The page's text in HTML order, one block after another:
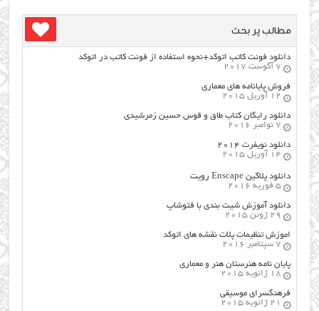
مطالب پر بحث
دانلود فونت کاتب اتوکد+نحوه استفاده از فونت کاتب در اتوکد
7 آگوست 2017
فروش پایانامه های معماری
12 آوریل 2015
دانلود رایگان کتاب طاق و قوس حسین زمرشیدی
7 نوامبر 2016
دانلود نویفرت ۲۰۱۴
14 آوریل 2015
دانلود پلاگین Enscape رویت
5 فوریه 2016
دانلود آموزش شیت بندی با فتوشاپ
29 ژوئن 2015
اموزش تنظیمات پلات نقشه های اتوکد
7 سپتامبر 2016
پایان نامه هنرستان هنر و معماري
18 ژانویه 2015
فرهنگسراي موسيقي
21 ژانویه 2015